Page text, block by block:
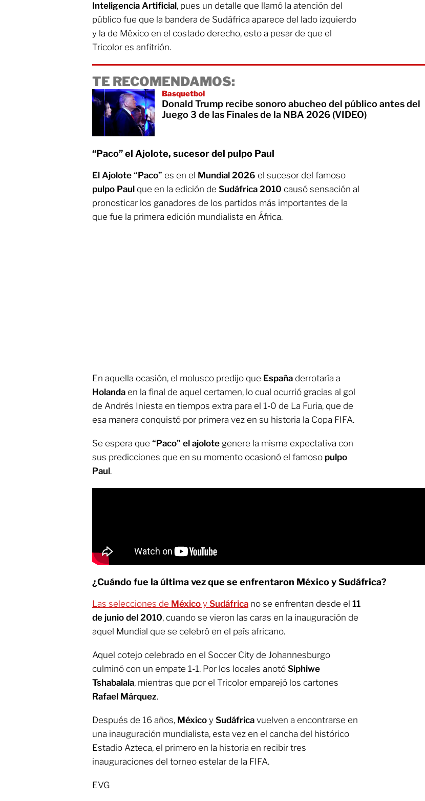
Inteligencia Artificial, pues un detalle que llamó la atención del
público fue que la bandera de Sudáfrica aparece del lado izquierdo
y la de México en el costado derecho, esto a pesar de que el
Tricolor es anfitrión.
TE RECOMENDAMOS:
Basquetbol
Donald Trump recibe sonoro abucheo del público antes del
Juego 3 de las Finales de la NBA 2026 (VIDEO)
“Paco” el Ajolote, sucesor del pulpo Paul
El Ajolote “Paco” es en el Mundial 2026 el sucesor del famoso
pulpo Paul que en la edición de Sudáfrica 2010 causó sensación al
pronosticar los ganadores de los partidos más importantes de la
que fue la primera edición mundialista en África.
En aquella ocasión, el molusco predijo que España derrotaría a
Holanda en la final de aquel certamen, lo cual ocurrió gracias al gol
de Andrés Iniesta en tiempos extra para el 1-0 de La Furia, que de
esa manera conquistó por primera vez en su historia la Copa FIFA.
Se espera que “Paco” el ajolote genere la misma expectativa con
sus predicciones que en su momento ocasionó el famoso pulpo
Paul.
¿Cuándo fue la última vez que se enfrentaron México y Sudáfrica?
Las selecciones de México y Sudáfrica no se enfrentan desde el 11
de junio del 2010, cuando se vieron las caras en la inauguración de
aquel Mundial que se celebró en el país africano.
Aquel cotejo celebrado en el Soccer City de Johannesburgo
culminó con un empate 1-1. Por los locales anotó Siphiwe
Tshabalala, mientras que por el Tricolor emparejó los cartones
Rafael Márquez.
Después de 16 años, México y Sudáfrica vuelven a encontrarse en
una inauguración mundialista, esta vez en el cancha del histórico
Estadio Azteca, el primero en la historia en recibir tres
inauguraciones del torneo estelar de la FIFA.
EVG